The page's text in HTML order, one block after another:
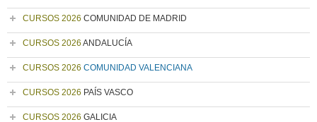
CURSOS 2026 COMUNIDAD DE MADRID
CURSOS 2026 ANDALUCÍA
CURSOS 2026 COMUNIDAD VALENCIANA
CURSOS 2026 PAÍS VASCO
CURSOS 2026 GALICIA